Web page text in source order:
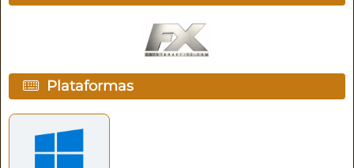
Plataformas